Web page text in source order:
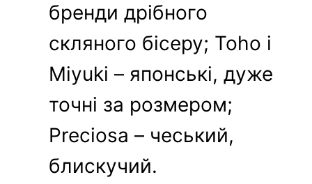
бренди дрібного
скляного бісеру; Toho і
Miyuki – японські, дуже
точні за розмером;
Preciosa – чеський,
блискучий.